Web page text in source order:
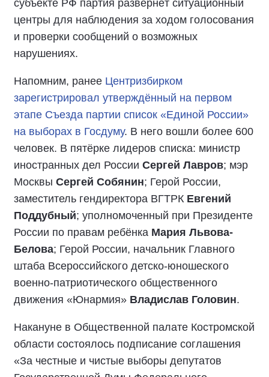
субъекте РФ партия развернёт ситуационный
центры для наблюдения за ходом голосования
и проверки сообщений о возможных
нарушениях.
Напомним, ранее Центризбирком
зарегистрировал утверждённый на первом
этапе Съезда партии список «Единой России»
на выборах в Госдуму. В него вошли более 600
человек. В пятёрке лидеров списка: министр
иностранных дел России Сергей Лавров; мэр
Москвы Сергей Собянин; Герой России,
заместитель гендиректора ВГТРК Евгений
Поддубный; уполномоченный при Президенте
России по правам ребёнка Мария Львова-
Белова; Герой России, начальник Главного
штаба Всероссийского детско-юношеского
военно-патриотического общественного
движения «Юнармия» Владислав Головин.
Накануне в Общественной палате Костромской
области состоялось подписание соглашения
«За честные и чистые выборы депутатов